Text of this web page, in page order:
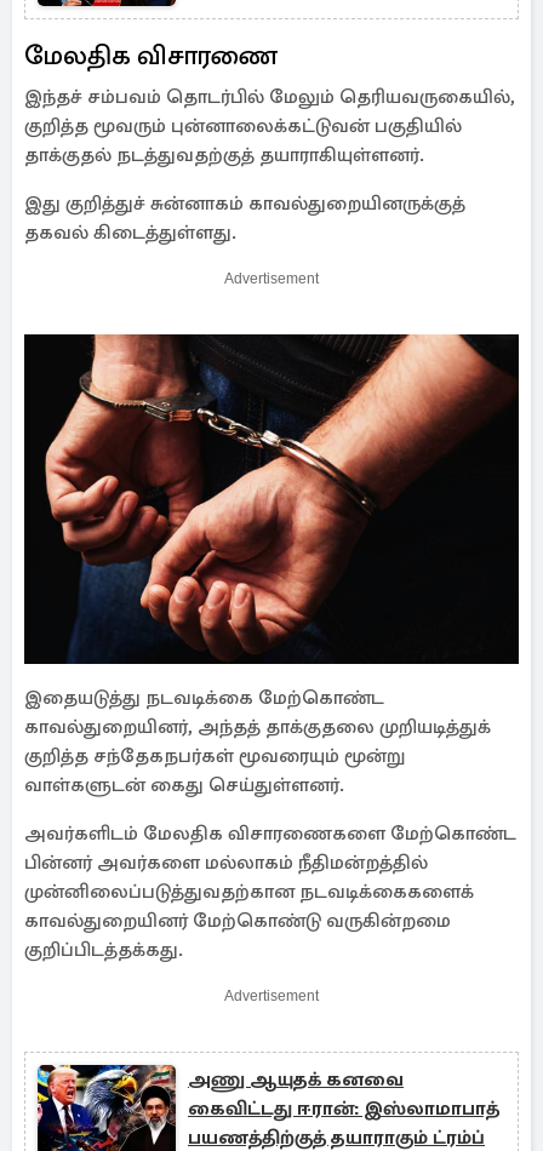
மேலதிக விசாரணை
இந்தச் சம்பவம் தொடர்பில் மேலும் தெரியவருகையில்,
குறித்த மூவரும் புன்னாலைக்கட்டுவன் பகுதியில்
தாக்குதல் நடத்துவதற்குத் தயாராகியுள்ளனர்.
இது குறித்துச் சுன்னாகம் காவல்துறையினருக்குத்
தகவல் கிடைத்துள்ளது.
Advertisement
இதையடுத்து நடவடிக்கை மேற்கொண்ட
காவல்துறையினர், அந்தத் தாக்குதலை முறியடித்துக்
குறித்த சந்தேகநபர்கள் மூவரையும் மூன்று
வாள்களுடன் கைது செய்துள்ளனர்.
அவர்களிடம் மேலதிக விசாரணைகளை மேற்கொண்ட
பின்னர் அவர்களை மல்லாகம் நீதிமன்றத்தில்
முன்னிலைப்படுத்துவதற்கான நடவடிக்கைகளைக்
காவல்துறையினர் மேற்கொண்டு வருகின்றமை
குறிப்பிடத்தக்கது.
Advertisement
அணு ஆயுதக் கனவை
கைவிட்டது ஈரான்: இஸ்லாமாபாத்
பயணத்திற்குத் தயாராகும் ட்ரம்ப்